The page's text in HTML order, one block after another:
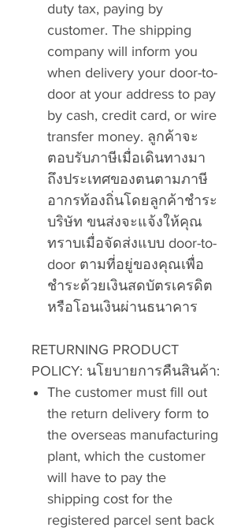
duty tax, paying by
customer. The shipping
company will inform you
when delivery your door-to-
door at your address to pay
by cash, credit card, or wire
transfer money. ลูกค้าจะ
ตอบรับภาษีเมื่อเดินทางมา
ถึงประเทศของตนตามภาษี
อากรท้องถิ่นโดยลูกค้าชำระ
บริษัท ขนส่งจะแจ้งให้คุณ
ทราบเมื่อจัดส่งแบบ door-to-
door ตามที่อยู่ของคุณเพื่อ
ชำระด้วยเงินสดบัตรเครดิต
หรือโอนเงินผ่านธนาคาร
RETURNING PRODUCT
POLICY: นโยบายการคืนสินค้า:
The customer must fill out
the return delivery form to
the overseas manufacturing
plant, which the customer
will have to pay the
shipping cost for the
registered parcel sent back